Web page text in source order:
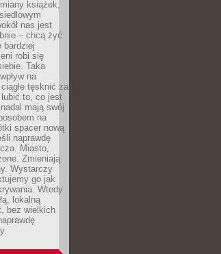
książek,
nas jest
– chcą żyć
bardziej
robi się
Taka
na
tęsknić za
to, co jest
mają swój
na
spacer nową
naprawdę
Miasto,
Zmieniają
Wystarczy
go jak
Wtedy
lokalną
bez wielkich